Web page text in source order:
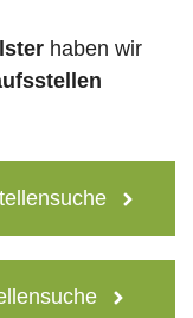
haben wir